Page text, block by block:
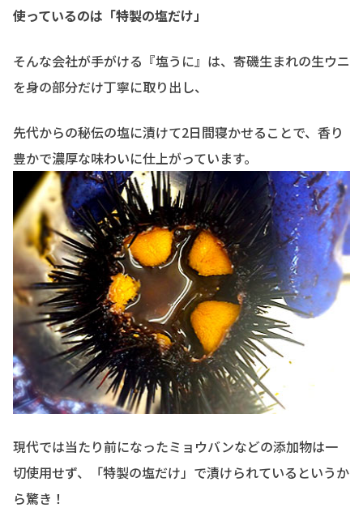
使っているのは「特製の塩だけ」
そんな会社が手がける『塩うに』は、寄磯生まれの生ウニ
を身の部分だけ丁寧に取り出し、
先代からの秘伝の塩に漬けて2日間寝かせることで、香り
豊かで濃厚な味わいに仕上がっています。
現代では当たり前になったミョウバンなどの添加物は一
切使用せず、「特製の塩だけ」で漬けられているというか
ら驚き！